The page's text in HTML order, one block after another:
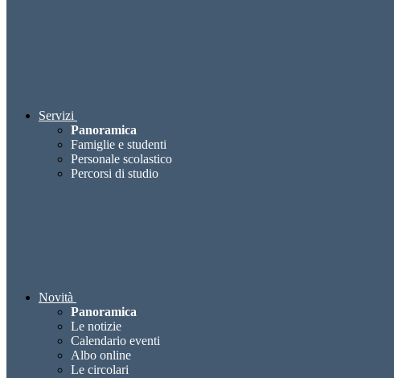
Servizi
Panoramica
Famiglie e studenti
Personale scolastico
Percorsi di studio
Novità
Panoramica
Le notizie
Calendario eventi
Albo online
Le circolari